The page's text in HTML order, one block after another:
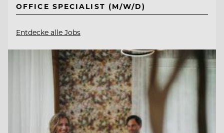
OFFICE SPECIALIST (M/W/D)
Entdecke alle Jobs